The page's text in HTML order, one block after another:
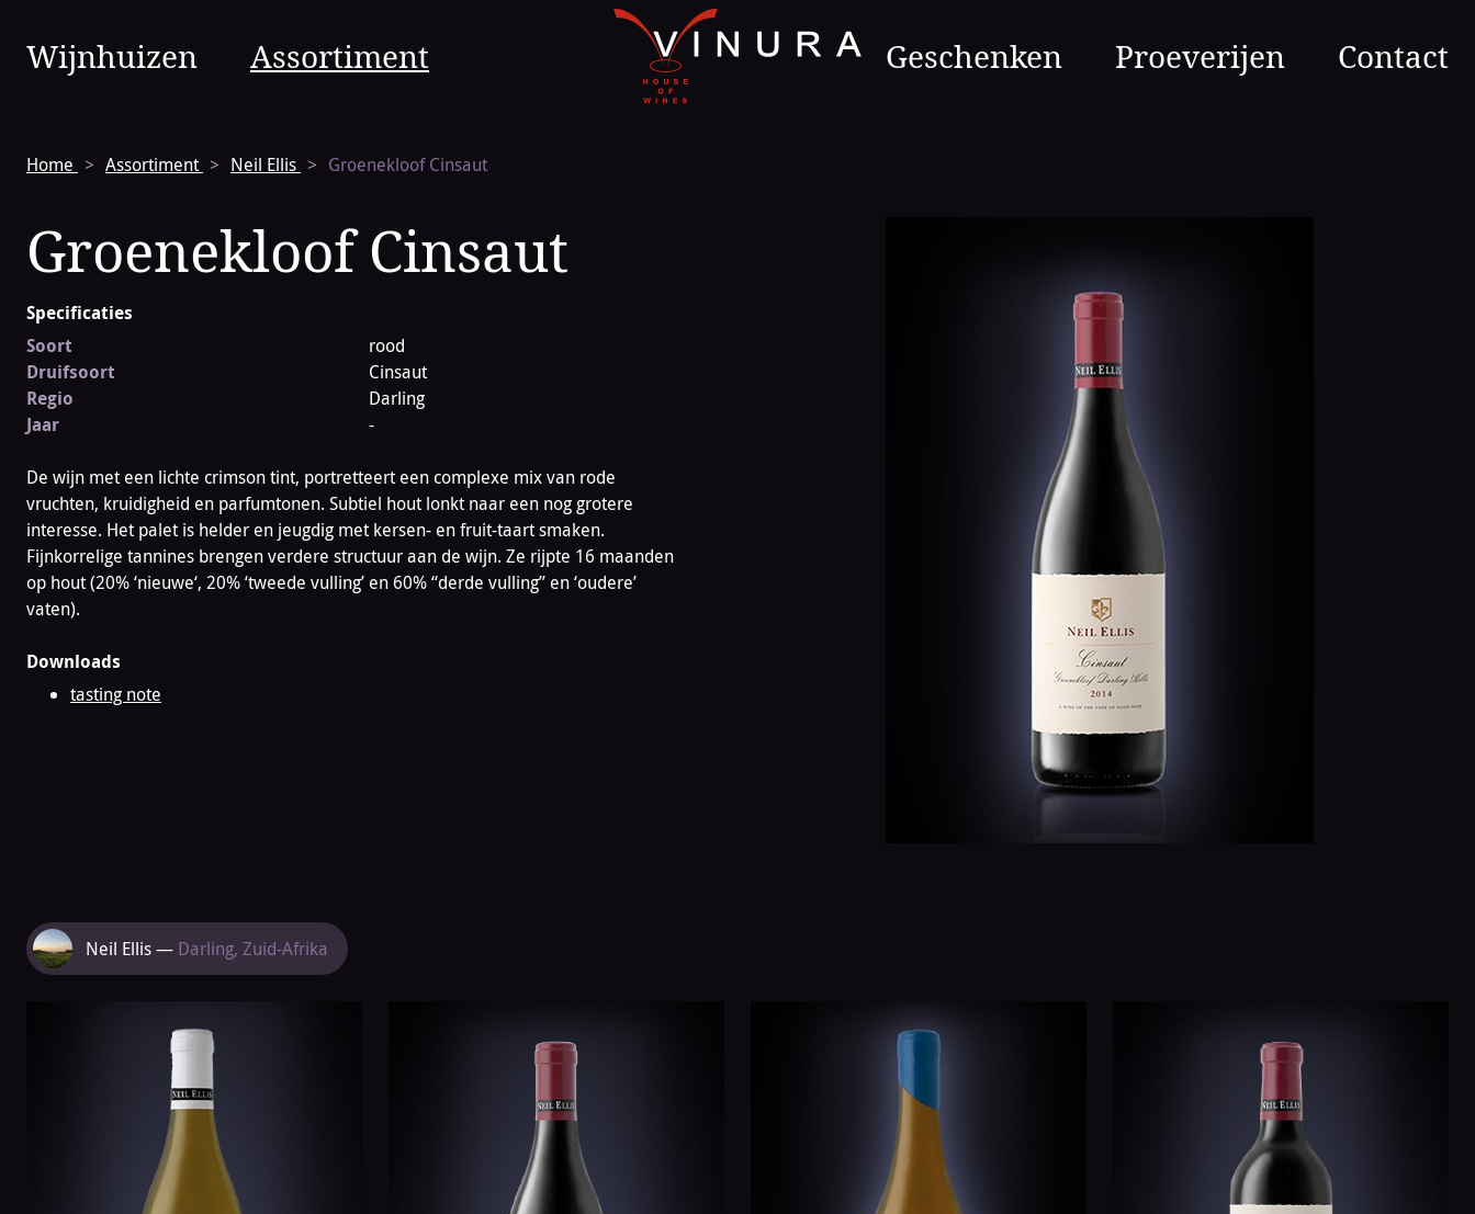
Vinura
Navigatie
Wijnhuizen Assortiment
homepage
Geschenken Proeverijen Contact
Home Assortiment Neil Ellis Groenekloof Cinsaut
Groenekloof Cinsaut
Specificaties
Soort
rood
Druifsoort
Cinsaut
Regio
Darling
Jaar
-
De wijn met een lichte crimson tint, portretteert een complexe mix van rode
vruchten, kruidigheid en parfumtonen. Subtiel hout lonkt naar een nog grotere
interesse. Het palet is helder en jeugdig met kersen- en fruit-taart smaken.
Fijnkorrelige tannines brengen verdere structuur aan de wijn. Ze rijpte 16 maanden
op hout (20% ‘nieuwe‘, 20% ‘tweede vulling’ en 60% “derde vulling’’ en ‘oudere’
vaten).
Downloads
tasting note
Meer
Neil Ellis — Darling, Zuid-Afrika